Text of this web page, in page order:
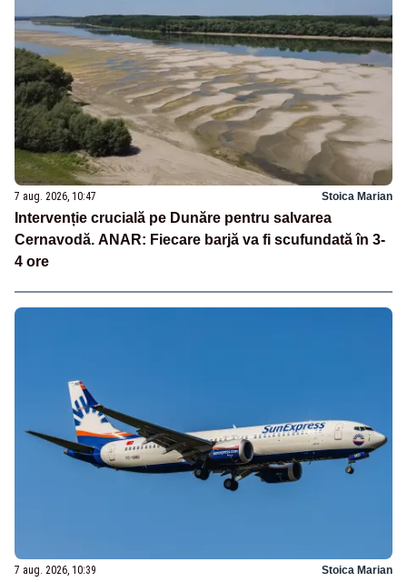
7 aug. 2026, 10:47 Stoica Marian
Intervenție crucială pe Dunăre pentru salvarea
Cernavodă. ANAR: Fiecare barjă va fi scufundată în 3-
4 ore
7 aug. 2026, 10:39 Stoica Marian